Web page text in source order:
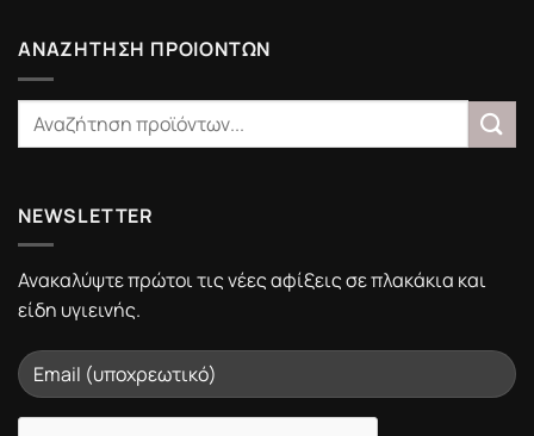
Portalistiles.gr
ΑΝΑΖΗΤΗΣΗ ΠΡΟΙΟΝΤΩΝ
NEWSLETTER
Ανακαλύψτε πρώτοι τις νέες αφίξεις σε πλακάκια και
είδη υγιεινής.